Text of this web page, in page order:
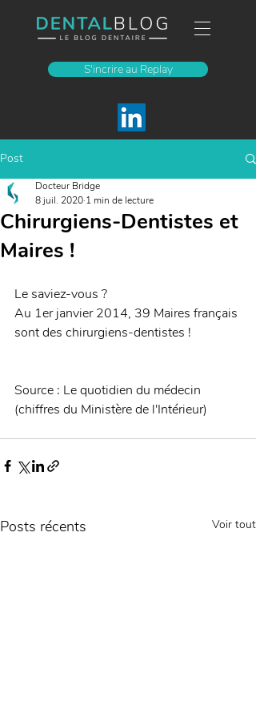
S'incrire au Replay
Post
Chirurgiens-Dentistes et
Maires !
Docteur Bridge
8 juil. 2020 1 min de lecture
Le saviez-vous ?
Au 1er janvier 2014, 39 Maires français
sont des chirurgiens-dentistes !
Source : Le quotidien du médecin
(chiffres du Ministère de l'Intérieur)
Posts récents Voir tout